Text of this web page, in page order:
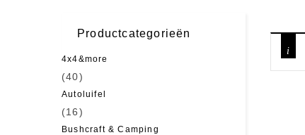
Productcategorieën
4x4&more
(40)
Autoluifel
(16)
Bushcraft & Camping